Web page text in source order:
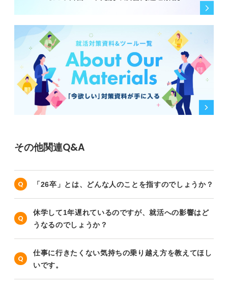
その他関連Q&A
「26卒」とは、どんな人のことを指すのでしょうか？
休学して1年遅れているのですが、就活への影響はど
うなるのでしょうか？
仕事に行きたくない気持ちの乗り越え方を教えてほし
いです。